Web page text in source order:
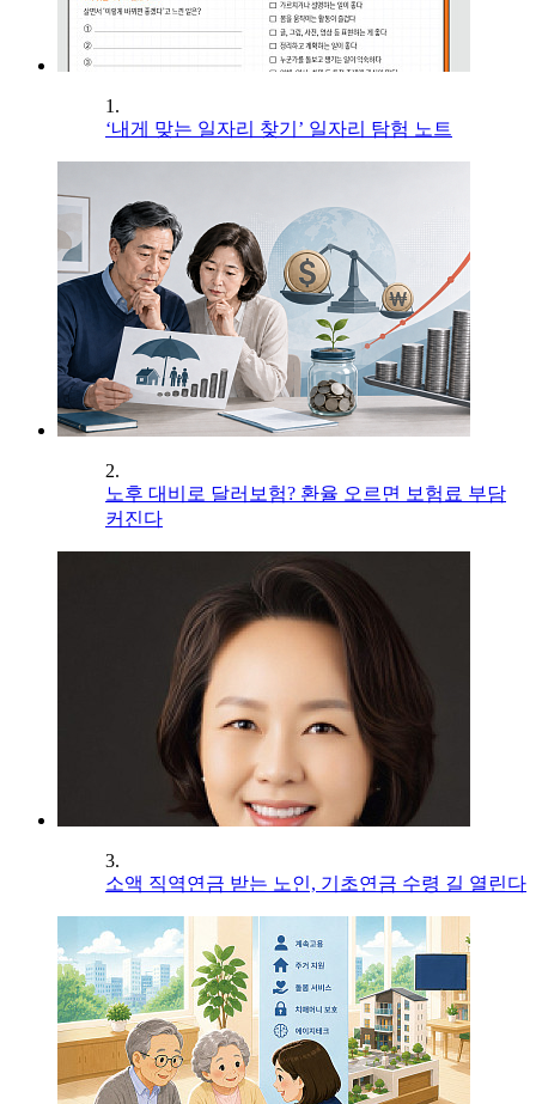
1.
‘내게 맞는 일자리 찾기’ 일자리 탐험 노트
2.
노후 대비로 달러보험? 환율 오르면 보험료 부담
커진다
3.
소액 직역연금 받는 노인, 기초연금 수령 길 열린다